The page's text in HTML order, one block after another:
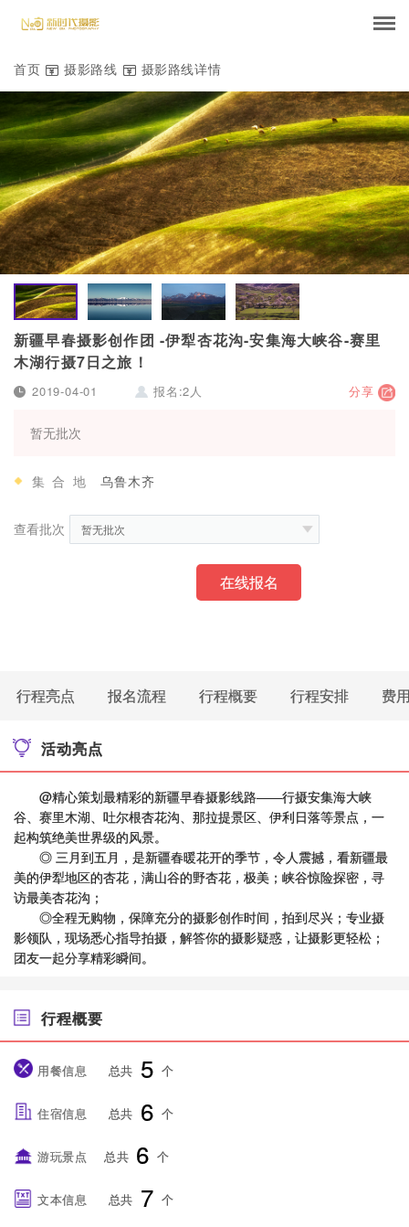
首页  摄影路线  摄影路线详情
新疆早春摄影创作团 -伊犁杏花沟-安集海大峡谷-赛里
木湖行摄7日之旅！
2019-04-01 报名:2人 分享
暂无批次
集合地 乌鲁木齐
查看批次 暂无批次
在线报名
行程亮点 报名流程 行程概要 行程安排 费
活动亮点
@精心策划最精彩的新疆早春摄影线路——行摄安集海大峡
谷、赛里木湖、吐尔根杏花沟、那拉提景区、伊利日落等景点，一
起构筑绝美世界级的风景。
◎ 三月到五月，是新疆春暖花开的季节，令人震撼，看新疆最
美的伊犁地区的杏花，满山谷的野杏花，极美；峡谷惊险探密，寻
访最美杏花沟；
◎全程无购物，保障充分的摄影创作时间，拍到尽兴；专业摄
影领队，现场悉心指导拍摄，解答你的摄影疑惑，让摄影更轻松；
团友一起分享精彩瞬间。
行程概要
用餐信息 总共 5 个
住宿信息 总共 6 个
游玩景点 总共 6 个
文本信息 总共 7 个